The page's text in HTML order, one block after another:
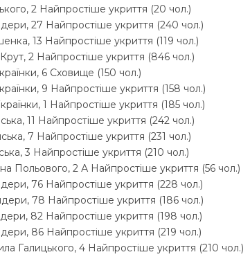
2 Найпростіше укриття (20 чол.)
27 Найпростіше укриття (240 чол.)
13 Найпростіше укриття (119 чол.)
Крут, 2 Найпростіше укриття (846 чол.)
6 Сховище (150 чол.)
9 Найпростіше укриття (158 чол.)
1 Найпростіше укриття (185 чол.)
11 Найпростіше укриття (242 чол.)
7 Найпростіше укриття (231 чол.)
3 Найпростіше укриття (210 чол.)
Польового, 2 А Найпростіше укриття (56 чол.)
76 Найпростіше укриття (228 чол.)
78 Найпростіше укриття (186 чол.)
82 Найпростіше укриття (198 чол.)
86 Найпростіше укриття (219 чол.)
Галицького, 4 Найпростіше укриття (210 чол.)